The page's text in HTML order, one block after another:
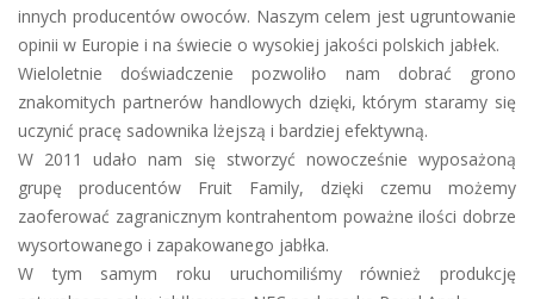
innych producentów owoców. Naszym celem jest ugruntowanie
opinii w Europie i na świecie o wysokiej jakości polskich jabłek.
Wieloletnie doświadczenie pozwoliło nam dobrać grono
znakomitych partnerów handlowych dzięki, którym staramy się
uczynić pracę sadownika lżejszą i bardziej efektywną.
W 2011 udało nam się stworzyć nowocześnie wyposażoną
grupę producentów Fruit Family, dzięki czemu możemy
zaoferować zagranicznym kontrahentom poważne ilości dobrze
wysortowanego i zapakowanego jabłka.
W tym samym roku uruchomiliśmy również produkcję